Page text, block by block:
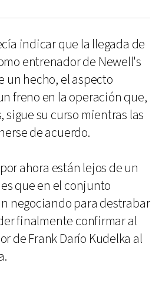
indicar que la llegada de
entrenador de Newell's
un hecho, el aspecto
freno en la operación que,
sigue su curso mientras las
de acuerdo.
ahora están lejos de un
que en el conjunto
negociando para destrabar
finalmente confirmar al
de Frank Darío Kudelka al